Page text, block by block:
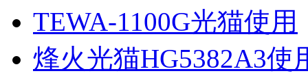
TEWA-1100G光猫使用
烽火光猫HG5382A3使